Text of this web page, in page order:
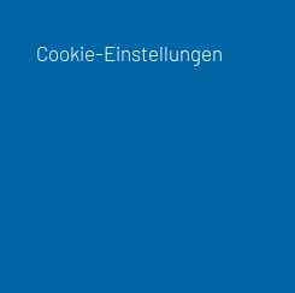
Cookie-Einstellungen